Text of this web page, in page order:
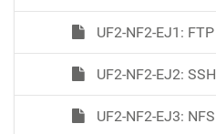
UF2-NF2-EJ1: FTP
UF2-NF2-EJ2: SSH
UF2-NF2-EJ3: NFS